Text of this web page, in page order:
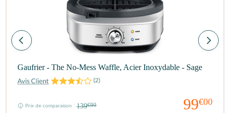
Gaufrier - The No-Mess Waffle, Acier Inoxydable - Sage
(2)
99€00
Prix de comparaison : 139€90